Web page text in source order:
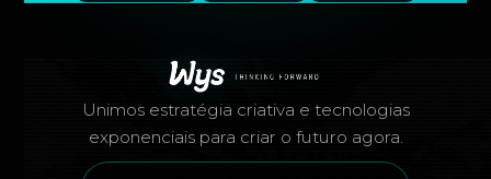
Unimos estratégia criativa e tecnologias
exponenciais para criar o futuro agora.